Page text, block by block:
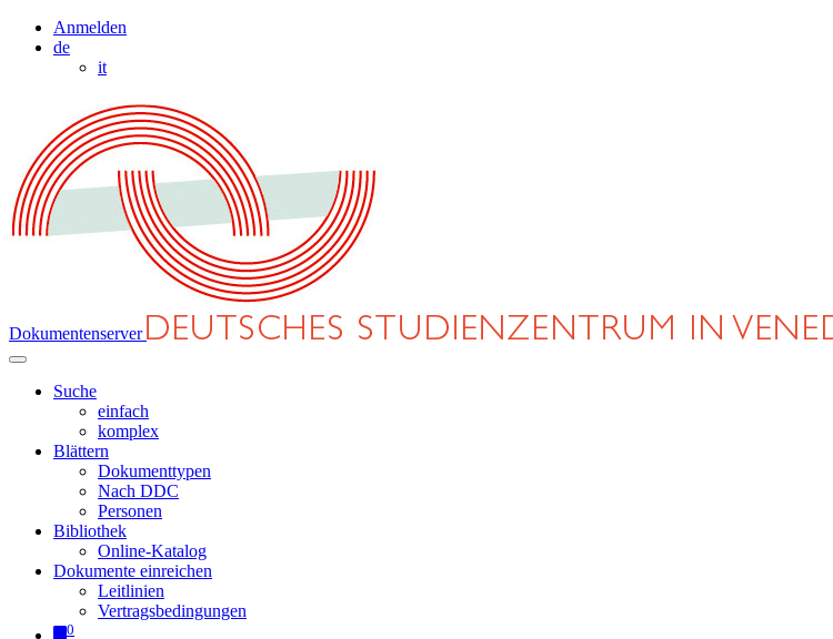
Anmelden
de
it
Dokumentenserver
Suche
einfach
komplex
Blättern
Dokumenttypen
Nach DDC
Personen
Bibliothek
Online-Katalog
Dokumente einreichen
Leitlinien
Vertragsbedingungen
0